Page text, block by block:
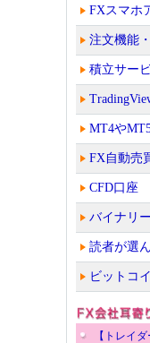
FXスマホ
注文機能
積立サー
MT4や
FX自動売
CFD口座
バイナリ
読者が選
ビットコ
【トレイ